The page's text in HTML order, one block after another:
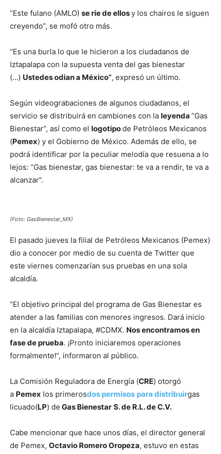
“Este fulano (AMLO) se ríe de ellosy los chairos le siguen
creyendo”, se mofó otro más.
“Es una burla lo que le hicieron a los ciudadanos de
Iztapalapa con la supuesta venta del gas bienestar
(…) Ustedes odian a México”, expresó un último.
Según videograbaciones de algunos ciudadanos, el
servicio se distribuirá en cambiones con la leyenda “Gas
Bienestar”, así como el logotipode Petróleos Mexicanos
(Pemex) y el Gobierno de México. Además de ello, se
podrá identificar por la peculiar melodía que resuena a lo
lejos: “Gas bienestar, gas bienestar: te va a rendir, te va a
alcanzar”.
(Foto: GasBienestar_MX)
El pasado jueves la filial de Petróleos Mexicanos (Pemex)
dio a conocer por medio de su cuenta de Twitter que
este viernes comenzarían sus pruebas en una sola
alcaldía.
“El objetivo principal del programa de Gas Bienestar es
atender a las familias con menores ingresos. Dará inicio
en la alcaldía Iztapalapa, #CDMX. Nos encontramos en
fase de prueba. ¡Pronto iniciaremos operaciones
formalmente!”, informaron al público.
La Comisión Reguladora de Energía (CRE) otorgó
a Pemex los primerosdos permisos para distribuirgas
licuado(LP) de Gas Bienestar S. de R.L. de C.V.
Cabe mencionar que hace unos días, el director general
de Pemex, Octavio Romero Oropeza, estuvo en estas